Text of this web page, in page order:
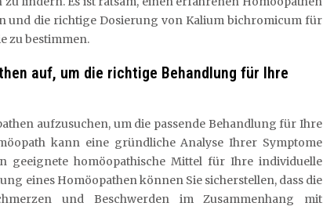
und die richtige Dosierung von Kalium bichromicum für
zu bestimmen.
auf, um die richtige Behandlung für Ihre
aufzusuchen, um die passende Behandlung für Ihre
kann eine gründliche Analyse Ihrer Symptome
geeignete homöopathische Mittel für Ihre individuelle
eines Homöopathen können Sie sicherstellen, dass die
und Beschwerden im Zusammenhang mit